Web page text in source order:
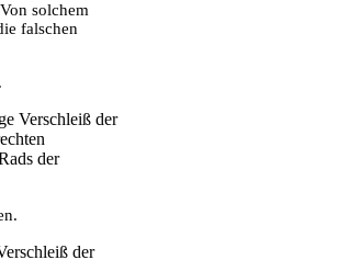
solchem
falschen
Verschleiß der
der
der